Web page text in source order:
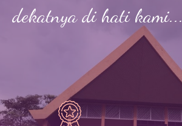
dekatnya di hati kami...